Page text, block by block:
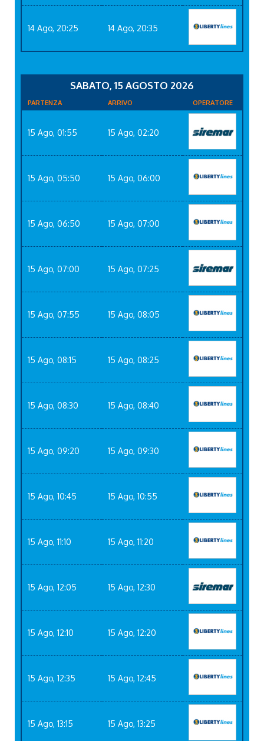
14 Ago, 20:25 14 Ago, 20:35
SABATO, 15 AGOSTO 2026
PARTENZA ARRIVO OPERATORE
15 Ago, 01:55 15 Ago, 02:20
15 Ago, 05:50 15 Ago, 06:00
15 Ago, 06:50 15 Ago, 07:00
15 Ago, 07:00 15 Ago, 07:25
15 Ago, 07:55 15 Ago, 08:05
15 Ago, 08:15 15 Ago, 08:25
15 Ago, 08:30 15 Ago, 08:40
15 Ago, 09:20 15 Ago, 09:30
15 Ago, 10:45 15 Ago, 10:55
15 Ago, 11:10 15 Ago, 11:20
15 Ago, 12:05 15 Ago, 12:30
15 Ago, 12:10 15 Ago, 12:20
15 Ago, 12:35 15 Ago, 12:45
15 Ago, 13:15 15 Ago, 13:25